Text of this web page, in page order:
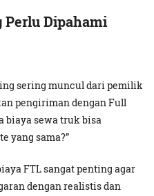
Perlu Dipahami
sering muncul dari pemilik
pengiriman dengan Full
biaya sewa truk bisa
yang sama?”
FTL sangat penting agar
dengan realistis dan